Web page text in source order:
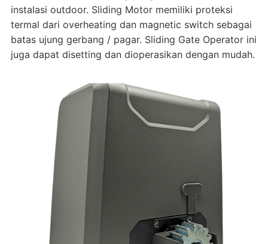
instalasi outdoor. Sliding Motor memiliki proteksi
termal dari overheating dan magnetic switch sebagai
batas ujung gerbang / pagar. Sliding Gate Operator ini
juga dapat disetting dan dioperasikan dengan mudah.